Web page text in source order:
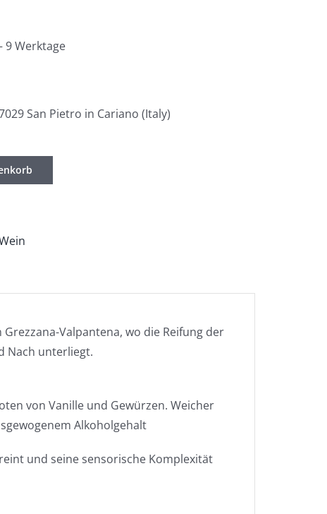
9 Werktage
San Pietro in Cariano (Italy)
Valpantena, wo die Reifung der
Nach unterliegt.
von Vanille und Gewürzen. Weicher
Alkoholgehalt
und seine sensorische Komplexität